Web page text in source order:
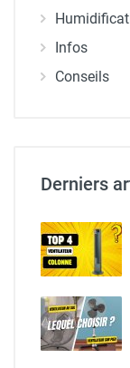
Infos
Conseils
Derniers